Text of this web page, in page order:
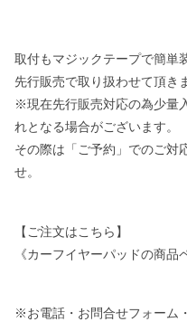
取付もマジックテープで簡単
先行販売で取り扱わせて頂き
※現在先行販売対応の為少量
れとなる場合がございます。
その際は「ご予約」でのご対
せ。
【ご注文はこちら】
《カーフイヤーパッドの商品
※お電話・お問合せフォーム